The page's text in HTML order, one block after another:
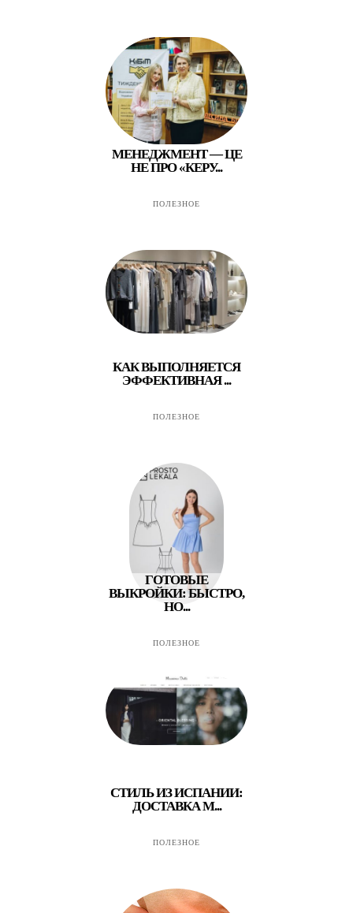
МЕНЕДЖМЕНТ — ЦЕ
НЕ ПРО «КЕРУ...
ПОЛЕЗНОЕ
КАК ВЫПОЛНЯЕТСЯ
ЭФФЕКТИВНАЯ ...
ПОЛЕЗНОЕ
ГОТОВЫЕ
ВЫКРОЙКИ: БЫСТРО,
НО...
ПОЛЕЗНОЕ
СТИЛЬ ИЗ ИСПАНИИ:
ДОСТАВКА M...
ПОЛЕЗНОЕ